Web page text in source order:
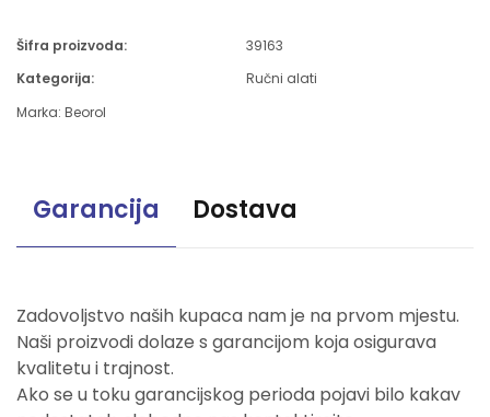
Šifra proizvoda:
39163
Kategorija:
Ručni alati
Marka: Beorol
Garancija Dostava
Zadovoljstvo naših kupaca nam je na prvom mjestu.
Naši proizvodi dolaze s garancijom koja osigurava
kvalitetu i trajnost.
Ako se u toku garancijskog perioda pojavi bilo kakav